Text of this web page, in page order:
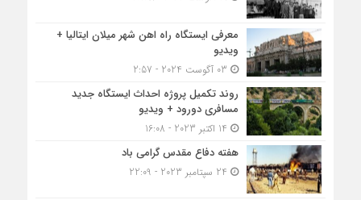
معرفی ایستگاه راه اهن شهر میلان ایتالیا +
ویدیو
روند تکمیل پروژه احداث ایستگاه جدید
مسافری دورود + ویدیو
هفته دفاع مقدس گرامی باد